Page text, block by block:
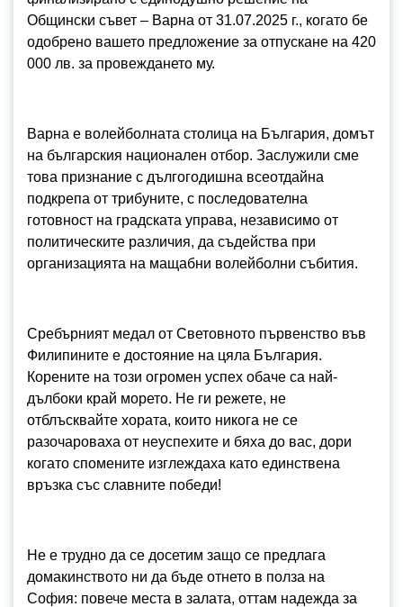
Общински съвет – Варна от 31.07.2025 г., когато бе
одобрено вашето предложение за отпускане на 420
000 лв. за провеждането му.
Варна е волейболната столица на България, домът
на българския национален отбор. Заслужили сме
това признание с дългогодишна всеотдайна
подкрепа от трибуните, с последователна
готовност на градската управа, независимо от
политическите различия, да съдейства при
организацията на мащабни волейболни събития.
Сребърният медал от Световното първенство във
Филипините е достояние на цяла България.
Корените на този огромен успех обаче са най-
дълбоки край морето. Не ги режете, не
отблъсквайте хората, които никога не се
разочароваха от неуспехите и бяха до вас, дори
когато спомените изглеждаха като единствена
връзка със славните победи!
Не е трудно да се досетим защо се предлага
домакинството ни да бъде отнето в полза на
София: повече места в залата, оттам надежда за